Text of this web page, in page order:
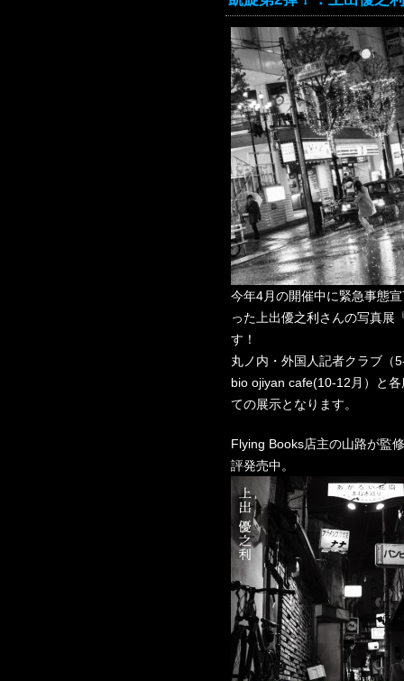
今年4月の開催中に緊急事態
った上出優之利さんの写真展
す！
丸ノ内・外国人記者クラブ（
bio ojiyan cafe(10-12月）と
ての展示となります。
Flying Books店主の山路が監
評発売中。